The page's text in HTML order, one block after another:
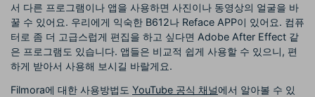
서 다른 프로그램이나 앱을 사용하면 사진이나 동영상의 얼굴을 바
꿀 수 있어요. 우리에게 익숙한 B612나 Reface APP이 있어요. 컴퓨
터로 좀 더 고급스럽게 편집을 하고 싶다면 Adobe After Effect 같
은 프로그램도 있습니다. 앱들은 비교적 쉽게 사용할 수 있으니, 편
하게 받아서 사용해 보시길 바랄게요.
Filmora에 대한 사용방법도 YouTube 공식 채널에서 알아볼 수 있